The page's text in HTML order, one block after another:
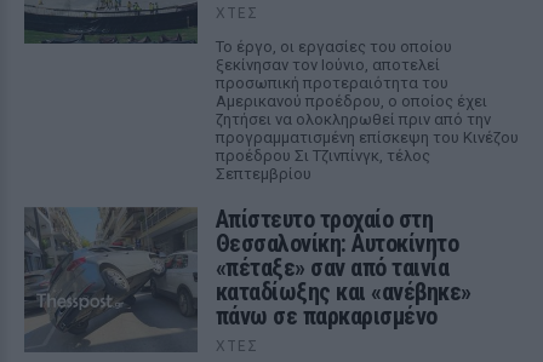
ΧΤΕΣ
Το έργο, οι εργασίες του οποίου
ξεκίνησαν τον Ιούνιο, αποτελεί
προσωπική προτεραιότητα του
Αμερικανού προέδρου, ο οποίος έχει
ζητήσει να ολοκληρωθεί πριν από την
προγραμματισμένη επίσκεψη του Κινέζου
προέδρου Σι Τζινπίνγκ, τέλος
Σεπτεμβρίου
Απίστευτο τροχαίο στη
Θεσσαλονίκη: Αυτοκίνητο
«πέταξε» σαν από ταινία
καταδίωξης και «ανέβηκε»
πάνω σε παρκαρισμένο
ΧΤΕΣ